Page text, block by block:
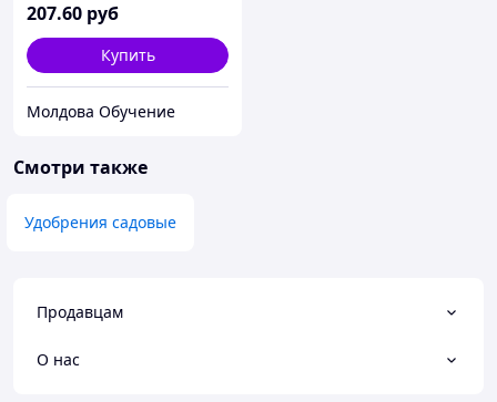
207.60 руб
Купить
Молдова Обучение
Смотри также
Удобрения садовые
Продавцам
О нас